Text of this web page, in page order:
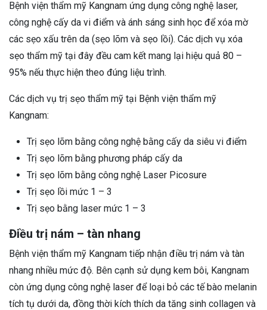
Bệnh viện thẩm mỹ Kangnam ứng dụng công nghệ laser,
công nghệ cấy da vi điểm và ánh sáng sinh học để xóa mờ
các sẹo xấu trên da (sẹo lõm và sẹo lồi). Các dịch vụ xóa
sẹo thẩm mỹ tại đây đều cam kết mang lại hiệu quả 80 –
95% nếu thực hiện theo đúng liệu trình.
Các dịch vụ trị sẹo thẩm mỹ tại Bệnh viện thẩm mỹ
Kangnam:
Trị sẹo lõm bằng công nghệ bằng cấy da siêu vi điểm
Trị sẹo lõm bằng phương pháp cấy da
Trị sẹo lõm bằng công nghệ Laser Picosure
Trị sẹo lồi mức 1 – 3
Trị sẹo bằng laser mức 1 – 3
Điều trị nám – tàn nhang
Bệnh viện thẩm mỹ Kangnam tiếp nhận điều trị nám và tàn
nhang nhiều mức độ. Bên cạnh sử dụng kem bôi, Kangnam
còn ứng dụng công nghệ laser để loại bỏ các tế bào melanin
tích tụ dưới da, đồng thời kích thích da tăng sinh collagen và